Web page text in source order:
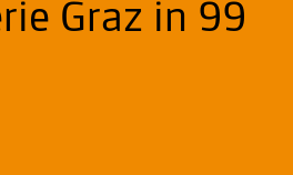
Graz in 99